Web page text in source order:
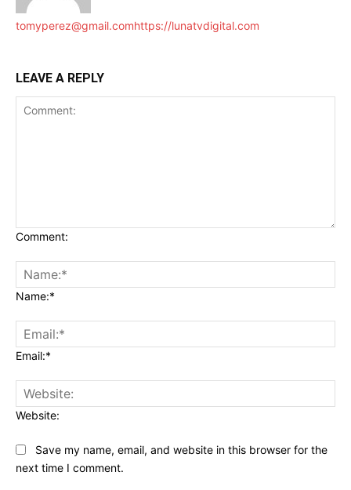
tomyperez@gmail.comhttps://lunatvdigital.com
LEAVE A REPLY
Comment:
Name:*
Email:*
Website:
Save my name, email, and website in this browser for the
next time I comment.